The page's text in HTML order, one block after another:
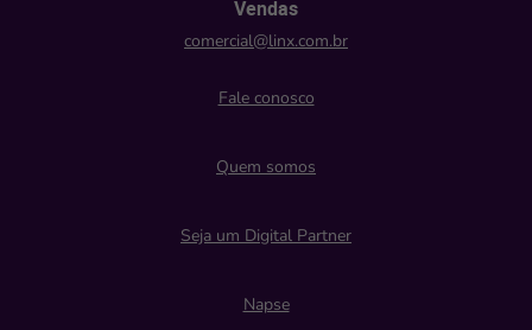
Vendas
comercial@linx.com.br
Fale conosco
Quem somos
Seja um Digital Partner
Napse